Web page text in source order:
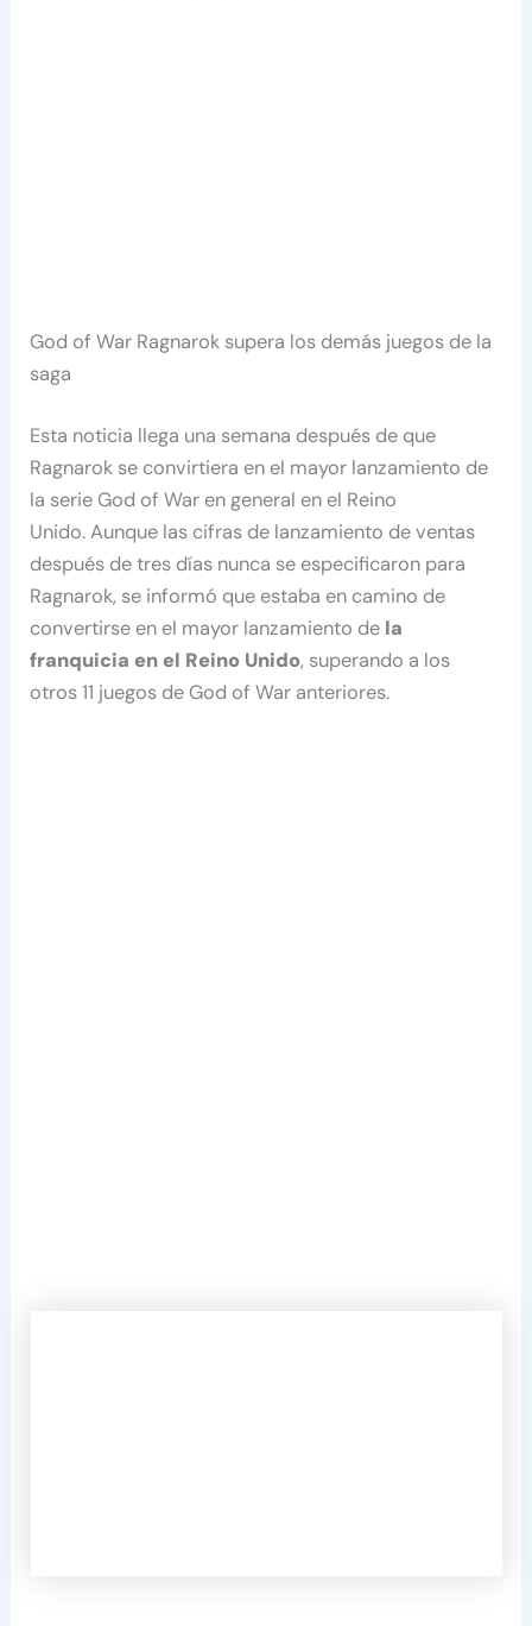
God of War Ragnarok supera los demás juegos de la
saga
Esta noticia llega una semana después de que
Ragnarok se convirtiera en el mayor lanzamiento de
la serie God of War en general en el Reino
Unido. Aunque las cifras de lanzamiento de ventas
después de tres días nunca se especificaron para
Ragnarok, se informó que estaba en camino de
convertirse en el mayor lanzamiento de la
franquicia en el Reino Unido, superando a los
otros 11 juegos de God of War anteriores.